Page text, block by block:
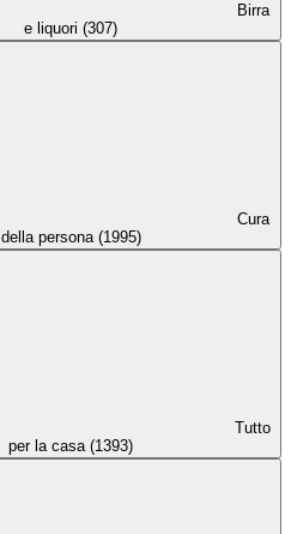
Birra
e liquori (307)
Cura
della persona (1995)
Tutto
per la casa (1393)